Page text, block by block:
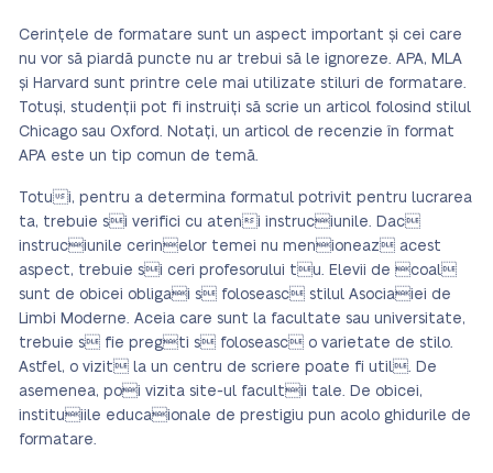
Cerințele de formatare sunt un aspect important și cei care
nu vor să piardă puncte nu ar trebui să le ignoreze. APA, MLA
și Harvard sunt printre cele mai utilizate stiluri de formatare.
Totuși, studenții pot fi instruiți să scrie un articol folosind stilul
Chicago sau Oxford. Notați, un articol de recenzie în format
APA este un tip comun de temă.
Totui, pentru a determina formatul potrivit pentru lucrarea
ta, trebuie si verifici cu ateni instruciunile. Dac
instruciunile cerinelor temei nu menioneaz acest
aspect, trebuie si ceri profesorului tu. Elevii de coal
sunt de obicei obligai s foloseasc stilul Asociaiei de
Limbi Moderne. Aceia care sunt la facultate sau universitate,
trebuie s fie pregti s foloseasc o varietate de stilo.
Astfel, o vizit la un centru de scriere poate fi util. De
asemenea, poi vizita site-ul facultii tale. De obicei,
instituiile educaionale de prestigiu pun acolo ghidurile de
formatare.